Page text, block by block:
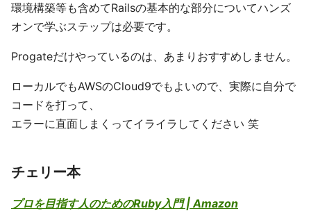
環境構築等も含めてRailsの基本的な部分についてハンズ
オンで学ぶステップは必要です。
Progateだけやっているのは、あまりおすすめしません。
ローカルでもAWSのCloud9でもよいので、実際に自分で
コードを打って、
エラーに直面しまくってイライラしてください 笑
チェリー本
プロを目指す人のためのRuby入門 | Amazon